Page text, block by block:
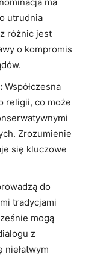
utrudnia
różnic jest
o kompromis
Współczesna
religii, co ‌może
Zrozumienie
⁢się kluczowe
do⁤
tradycjami​
mogą
z
niełatwym